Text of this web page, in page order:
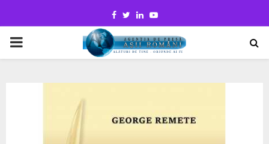
Facebook
TwitterLinkedinYoutube
PRIMARY